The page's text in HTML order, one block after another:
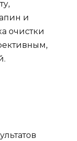
и
очистки